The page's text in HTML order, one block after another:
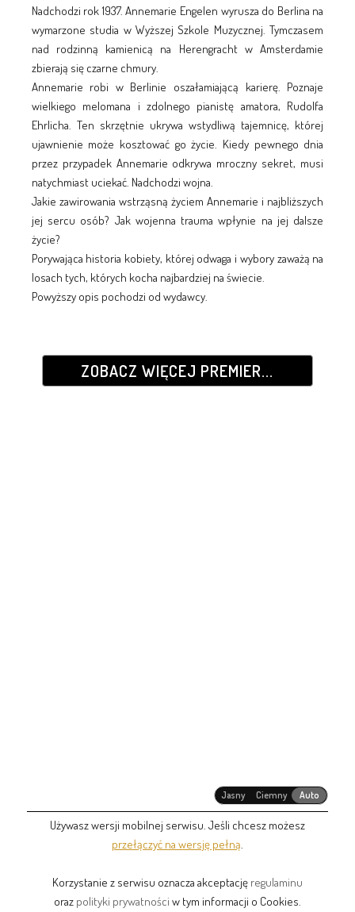
Nadchodzi rok 1937. Annemarie Engelen wyrusza do Berlina na
wymarzone studia w Wyższej Szkole Muzycznej. Tymczasem
nad rodzinną kamienicą na Herengracht w Amsterdamie
zbierają się czarne chmury.
Annemarie robi w Berlinie oszałamiającą karierę. Poznaje
wielkiego melomana i zdolnego pianistę amatora, Rudolfa
Ehrlicha. Ten skrzętnie ukrywa wstydliwą tajemnicę, której
ujawnienie może kosztować go życie. Kiedy pewnego dnia
przez przypadek Annemarie odkrywa mroczny sekret, musi
natychmiast uciekać. Nadchodzi wojna.
Jakie zawirowania wstrząsną życiem Annemarie i najbliższych
jej sercu osób? Jak wojenna trauma wpłynie na jej dalsze
życie?
Porywająca historia kobiety, której odwaga i wybory zaważą na
losach tych, których kocha najbardziej na świecie.
Powyższy opis pochodzi od wydawcy.
ZOBACZ WIĘCEJ PREMIER...
Jasny Ciemny Auto
Używasz wersji mobilnej serwisu. Jeśli chcesz możesz
przełączyć na wersję pełną
Korzystanie z serwisu oznacza akceptację regulaminu
oraz polityki prywatności w tym informacji o Cookies.